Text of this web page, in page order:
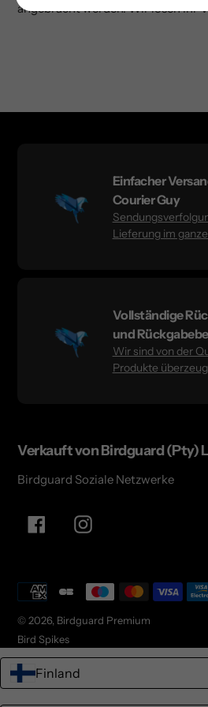
angebracht werden. Wir lösen Ihr
Einfacher
Courier Guy
Lieferung im
Vollständige
und
Wir sind von der
Produkte
Verkauft von Birdguard (Pty)
Birdguard Soziale Netzwerke
FacebookInstagram
© 2026, Birdguard Premium
Bird Spikes
Zahlungsarten
Finland